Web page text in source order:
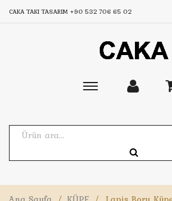
CAKA TAKI TASARIM +90 532 706 65 02
Toggle